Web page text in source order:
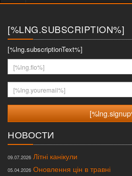
[%LNG.SUBSCRIPTION%]
[%lng.subscriptionText%]
[%lng.fio%]
[%lng.youremail%]
НОВОСТИ
09.07.2026 Літні канікули
05.04.2026 Оновлення цін в травні